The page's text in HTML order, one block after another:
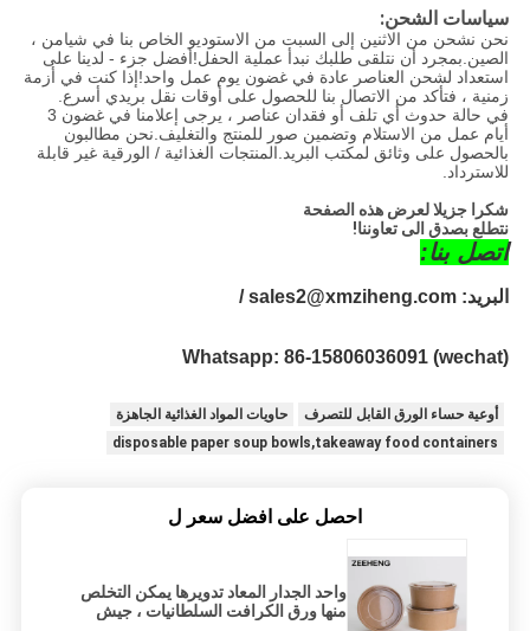
سياسات الشحن:
نحن نشحن من الاثنين إلى السبت من الاستوديو الخاص بنا في شيامن ،
الصين.بمجرد أن نتلقى طلبك نبدأ عملية الحفل!أفضل جزء - لدينا على
استعداد لشحن العناصر عادة في غضون يوم عمل واحد!إذا كنت في أزمة
زمنية ، فتأكد من الاتصال بنا للحصول على أوقات نقل بريدي أسرع.
في حالة حدوث أي تلف أو فقدان عناصر ، يرجى إعلامنا في غضون 3
أيام عمل من الاستلام وتضمين صور للمنتج والتغليف.نحن مطالبون
بالحصول على وثائق لمكتب البريد.المنتجات الغذائية / الورقية غير قابلة
للاسترداد.
شكرا جزيلا لعرض هذه الصفحة
نتطلع بصدق الى تعاوننا!
اتصل بنا:
البريد: sales2@xmziheng.com /
Whatsapp: 86-15806036091 (wechat)
أوعية حساء الورق القابل للتصرف
حاويات المواد الغذائية الجاهزة
disposable paper soup bowls,takeaway food containers
احصل على افضل سعر ل
واحد الجدار المعاد تدويرها يمكن التخلص
منها ورق الكرافت السلطانيات ، جيش